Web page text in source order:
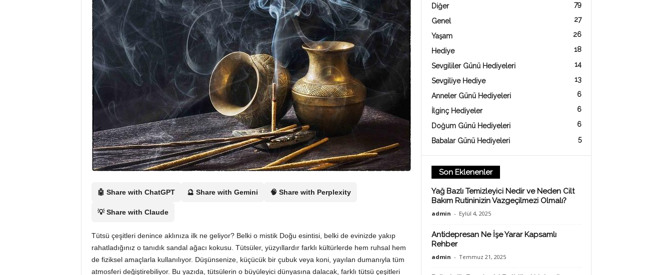
Ö
n
e
r
i
i
🤖 Share with ChatGPT 🔮 Share with Gemini 🧠 Share with Perplexity
💡 Share with Claude
Tütsü çeşitleri denince aklınıza ilk ne geliyor? Belki o mistik Doğu esintisi, belki de evinizde yakıp
rahatladığınız o tanıdık sandal ağacı kokusu. Tütsüler, yüzyıllardır farklı kültürlerde hem ruhsal hem
de fiziksel amaçlarla kullanılıyor. Düşünsenize, küçücük bir çubuk veya koni, yayılan dumanıyla tüm
atmosferi değiştirebiliyor. Bu yazıda, tütsülerin o büyüleyici dünyasına dalacak, farklı tütsü çeşitleri
Diğer 79
Genel 27
Yaşam 26
Hediye 18
Sevgililer Günü Hediyeleri 14
Sevgiliye Hediye 13
Anneler Günü Hediyeleri 6
İlginç Hediyeler 6
Doğum Günü Hediyeleri 6
Babalar Günü Hediyeleri 5
Son Eklenenler
Yağ Bazlı Temizleyici Nedir ve Neden Cilt
Bakım Rutininizin Vazgeçilmezi Olmalı?
admin - Eylül 4, 2025
Antidepresan Ne İşe Yarar Kapsamlı
Rehber
admin - Temmuz 21, 2025